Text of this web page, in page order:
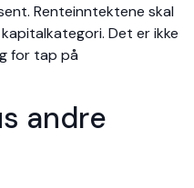
Renteinntektene skal
Det er ikke
for tap på
andre